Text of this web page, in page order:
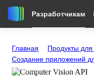
Разработчикам
Главная
Продукты для
Создание приложений
Computer Vision API